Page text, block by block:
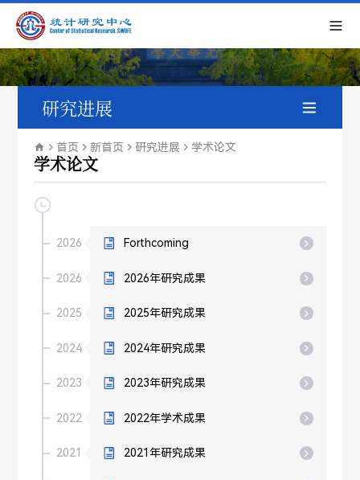
研究进展
最新成果
学术论文
首页 新首页 研究进展 学术论文
2026 Forthcoming
2026 2026年研究成果
2025 2025年研究成果
2024 2024年研究成果
2023 2023年研究成果
2022 2022年学术成果
2021 2021年研究成果